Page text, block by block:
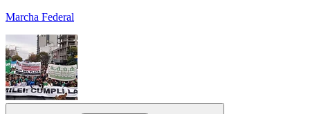
Marcha Federal